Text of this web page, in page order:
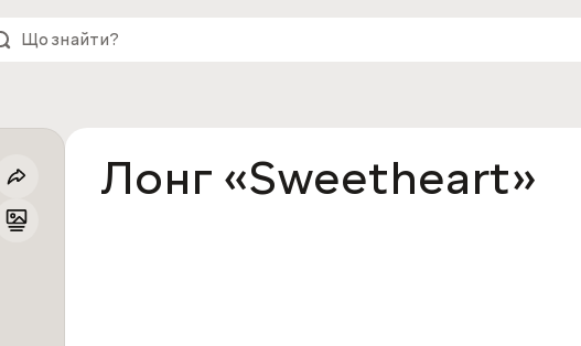
Лонг «Sweetheart»